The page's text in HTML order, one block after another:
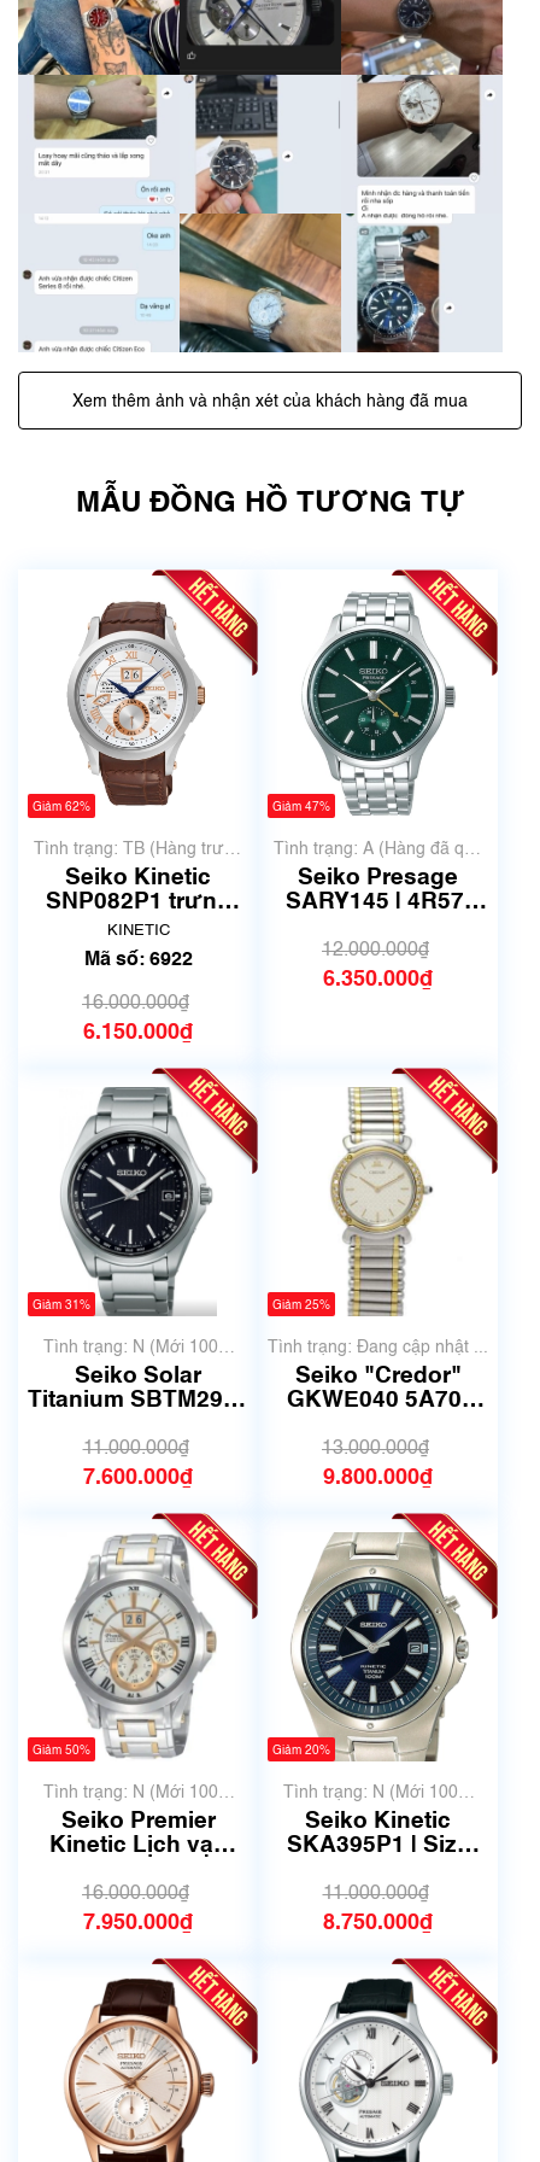
Xem thêm ảnh và nhận xét của khách hàng đã mua
MẪU ĐỒNG HỒ TƯƠNG TỰ
Giảm 62%
Tình trạng: TB (Hàng trưng
bày, thanh lý)
Seiko Kinetic
SNP082P1 trưng
bày thanh lý - MS
6922
KINETIC
Mã số: 6922
16.000.000₫
6.150.000₫
Giảm 47%
Tình trạng: A (Hàng đã qua
sử dụng nhưng rất đẹp,
không có xước)
Seiko Presage
SARY145 | 4R57-
Mã số 6511
12.000.000₫
6.350.000₫
Giảm 31%
Tình trạng: N (Mới 100%
chưa qua sử dụng)
Seiko Solar
Titanium SBTM291 |
số 6191
11.000.000₫
7.600.000₫
Giảm 25%
Tình trạng: Đang cập nhật ...
Seiko "Credor"
GKWE040 5A70-
mã số 6172
13.000.000₫
9.800.000₫
Giảm 50%
Tình trạng: N (Mới 100%
chưa qua sử dụng)
Seiko Premier
Kinetic Lịch vạn
size 41mm | Mã số
4016
16.000.000₫
7.950.000₫
Giảm 20%
Tình trạng: N (Mới 100%
chưa qua sử dụng)
Seiko Kinetic
SKA395P1 | Size
11.000.000₫
8.750.000₫